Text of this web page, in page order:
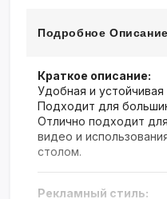
Подробное Описание
Краткое описание:
Удобная и
Подходит для
Отлично подходит
видео и
столом.
Рекламный стиль: